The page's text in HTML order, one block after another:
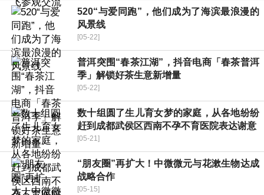
520“与爱同跑”，他们成为了海滨最浪漫的
风景线
[05-22]
普洱突围“春茶江湖”，抖音电商「春茶普洱
季」解锁好茶生意新增量
[05-22]
数十组圆了生儿育女梦的家庭，从各地纷纷
赶到成都武侯区西南不孕不育医院表达谢意
[05-21]
“朋友圈”再扩大！中微微元与花漱生物达成
战略合作
[05-15]